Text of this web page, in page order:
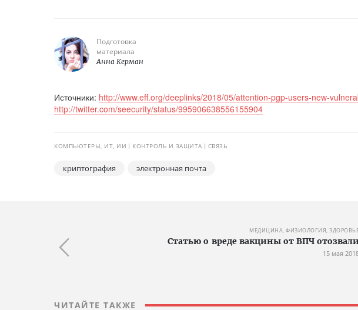
Подготовка
материала
Анна Керман
Источники: http://www.eff.org/deeplinks/2018/05/attention-pgp-users-new-
http://twitter.com/seecurity/status/995906638556155904
КОМПЬЮТЕРЫ, ИТ, ИИ КОНТРОЛЬ И ЗАЩИТА СВЯЗЬ
криптография электронная почта
МЕДИЦИНА, ФИЗИОЛОГИЯ,
Статью о вреде вакцины от ВПЧ
15 мая
ЧИТАЙТЕ ТАКЖЕ